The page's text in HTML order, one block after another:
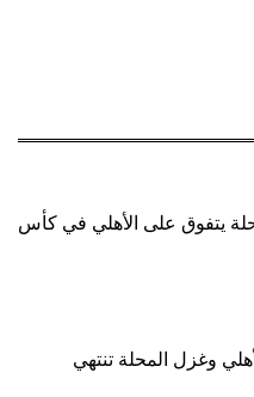
يتفوق على الأهلي في كأس
وغزل المحلة تنتهي